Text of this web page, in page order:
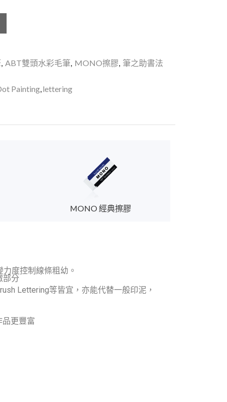
, ABT雙頭水彩毛筆, MONO擦膠 筆之助書法
Painting, lettering
MONO 經典擦膠
度控制線條粗幼。
部分
Lettering等皆宜，亦能代替一般印泥，
更豐富